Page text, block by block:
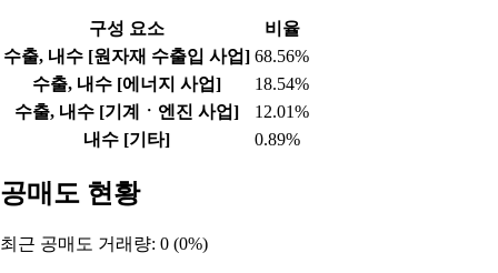
구성 요소
비율
수출, 내수 [원자재 수출입 사업] 68.56%
수출, 내수 [에너지 사업]
18.54%
수출, 내수 [기계ㆍ엔진 사업]
12.01%
내수 [기타]
0.89%
공매도 현황
최근 공매도 거래량: 0 (0%)